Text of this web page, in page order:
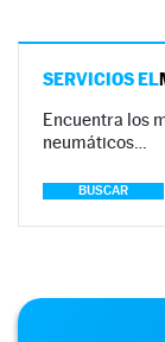
SERVICIOS EL
Encuentra los
neumáticos…
BUSCAR